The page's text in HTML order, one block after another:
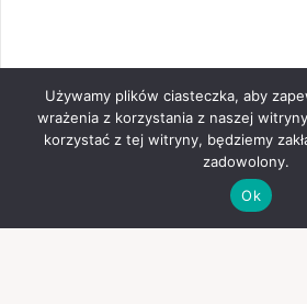
Używamy plików ciasteczka, aby
wrażenia z korzystania z naszej
korzystać z tej witryny, będziemy
zadowolony.
Ok